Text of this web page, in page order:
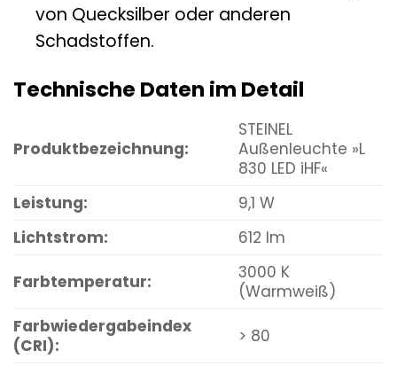
von Quecksilber oder anderen
Schadstoffen.
Technische Daten im Detail
Produktbezeichnung:
STEINEL
Außenleuchte »L
830 LED iHF«
Leistung:
9,1 W
Lichtstrom:
612 lm
Farbtemperatur:
3000 K
(Warmweiß)
Farbwiedergabeindex
(CRI):
> 80